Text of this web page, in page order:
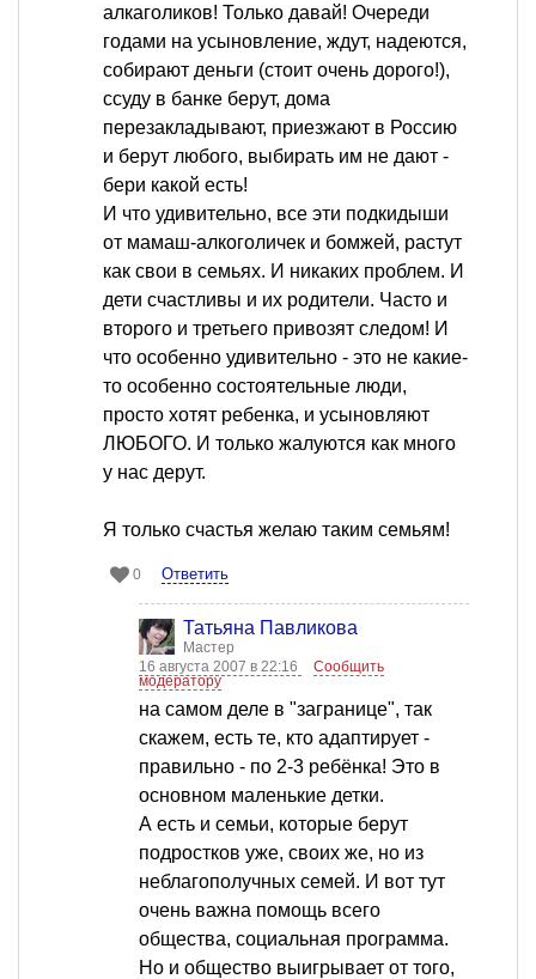
алкаголиков! Только давай! Очереди
годами на усыновление, ждут, надеются,
собирают деньги (стоит очень дорого!),
ссуду в банке берут, дома
перезакладывают, приезжают в Россию
и берут любого, выбирать им не дают -
бери какой есть!
И что удивительно, все эти подкидыши
от мамаш-алкоголичек и бомжей, растут
как свои в семьях. И никаких проблем. И
дети счастливы и их родители. Часто и
второго и третьего привозят следом! И
что особенно удивительно - это не какие-
то особенно состоятельные люди,
просто хотят ребенка, и усыновляют
ЛЮБОГО. И только жалуются как много
у нас дерут.
Я только счастья желаю таким семьям!
0 Ответить
Татьяна Павликова
Мастер
16 августа 2007 в 22:16
Сообщить
модератору
на самом деле в "загранице", так
скажем, есть те, кто адаптирует -
правильно - по 2-3 ребёнка! Это в
основном маленькие детки.
А есть и семьи, которые берут
подростков уже, своих же, но из
неблагополучных семей. И вот тут
очень важна помощь всего
общества, социальная программа.
Но и общество выигрывает от того,